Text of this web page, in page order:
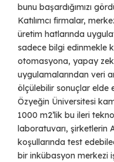
bunu başardığımızı
Katılımcı firmalar,
üretim hatlarında
sadece bilgi edinmekle
otomasyona, yapay
uygulamalarından veri
ölçülebilir sonuçlar elde
Özyeğin Üniversitesi
1000 m2’lik bu ileri
laboratuvarı, şirketlerin
koşullarında test
bir inkübasyon merkezi